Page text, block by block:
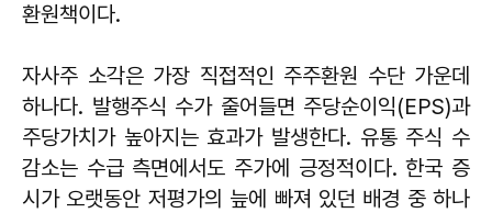
환원책이다.
자사주 소각은 가장 직접적인 주주환원 수단 가운데
하나다. 발행주식 수가 줄어들면 주당순이익(EPS)과
주당가치가 높아지는 효과가 발생한다. 유통 주식 수
감소는 수급 측면에서도 주가에 긍정적이다. 한국 증
시가 오랫동안 저평가의 늪에 빠져 있던 배경 중 하나